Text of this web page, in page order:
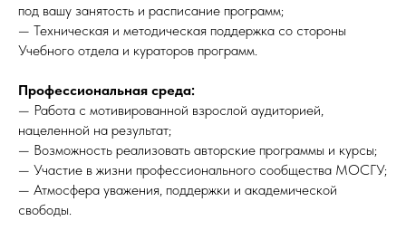
под вашу занятость и расписание программ;
— Техническая и методическая поддержка со стороны
Учебного отдела и кураторов программ.
Профессиональная среда:
— Работа с мотивированной взрослой аудиторией,
нацеленной на результат;
— Возможность реализовать авторские программы и курсы;
— Участие в жизни профессионального сообщества МОСГУ;
— Атмосфера уважения, поддержки и академической
свободы.